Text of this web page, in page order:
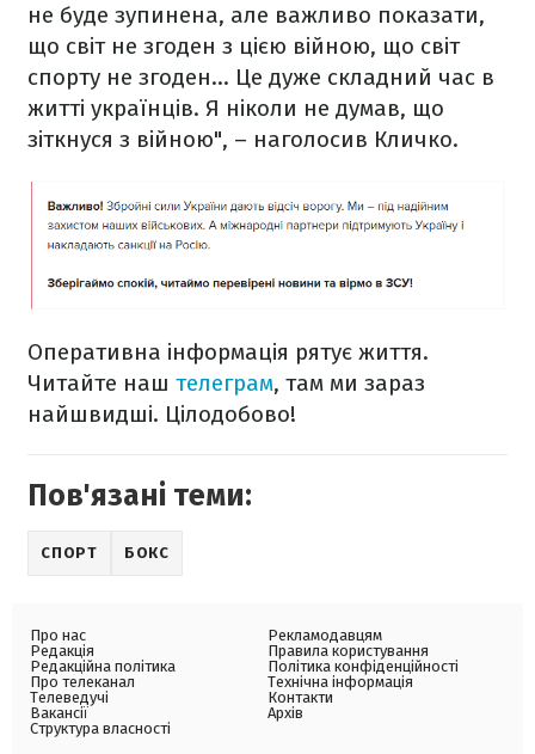
не буде зупинена, але важливо показати,
що світ не згоден з цією війною, що світ
спорту не згоден... Це дуже складний час в
житті українців. Я ніколи не думав, що
зіткнуся з війною", – наголосив Кличко.
Оперативна інформація рятує життя.
Читайте наш телеграм, там ми зараз
найшвидші. Цілодобово!
Пов'язані теми:
СПОРТ БОКС
Про нас
Редакція
Редакційна політика
Про телеканал
Телеведучі
Вакансії
Структура власності
Рекламодавцям
Правила користування
Політика конфіденційності
Технічна інформація
Контакти
Архів